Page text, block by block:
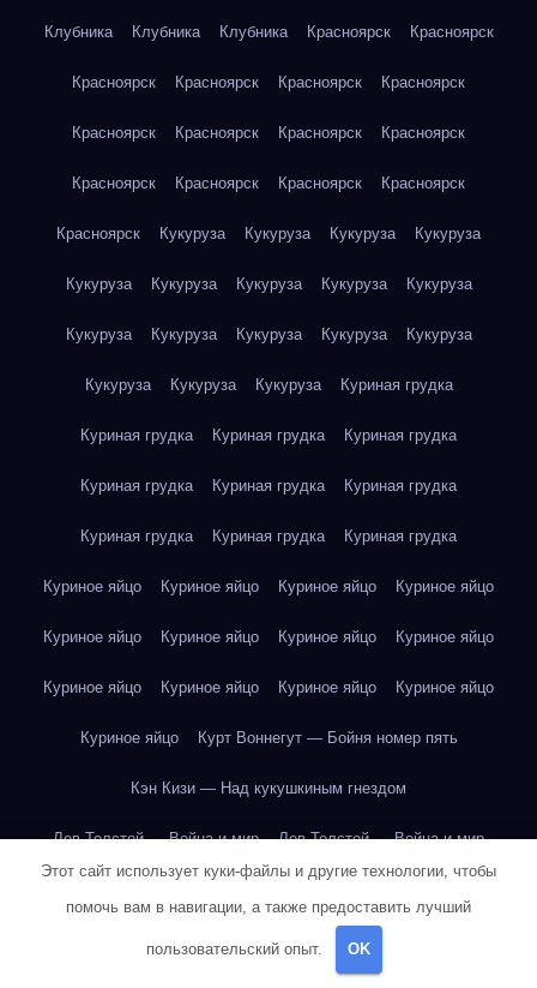
Клубника Клубника Клубника Красноярск Красноярск
Красноярск Красноярск Красноярск Красноярск
Красноярск Красноярск Красноярск Красноярск
Красноярск Красноярск Красноярск Красноярск
Красноярск Кукуруза Кукуруза Кукуруза Кукуруза
Кукуруза Кукуруза Кукуруза Кукуруза Кукуруза
Кукуруза Кукуруза Кукуруза Кукуруза Кукуруза
Кукуруза Кукуруза Кукуруза Куриная грудка
Куриная грудка Куриная грудка Куриная грудка
Куриная грудка Куриная грудка Куриная грудка
Куриная грудка Куриная грудка Куриная грудка
Куриное яйцо Куриное яйцо Куриное яйцо Куриное яйцо
Куриное яйцо Куриное яйцо Куриное яйцо Куриное яйцо
Куриное яйцо Куриное яйцо Куриное яйцо Куриное яйцо
Куриное яйцо Курт Воннегут — Бойня номер пять
Кэн Кизи — Над кукушкиным гнездом
Лев Толстой — Война и мир Лев Толстой — Война и мир
Лев Толстой — Война и мир
Этот сайт использует куки-файлы и другие технологии, чтобы
помочь вам в навигации, а также предоставить лучший
пользовательский опыт. OK